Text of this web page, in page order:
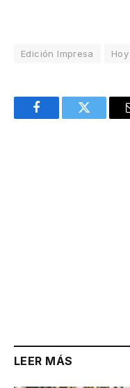
Edición Impresa Hoy
FacebookTwitter
LEER MÁS